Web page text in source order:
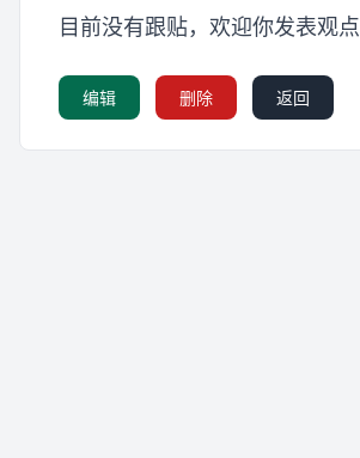
目前没有跟贴，欢迎你发表观点
编辑 删除 返回